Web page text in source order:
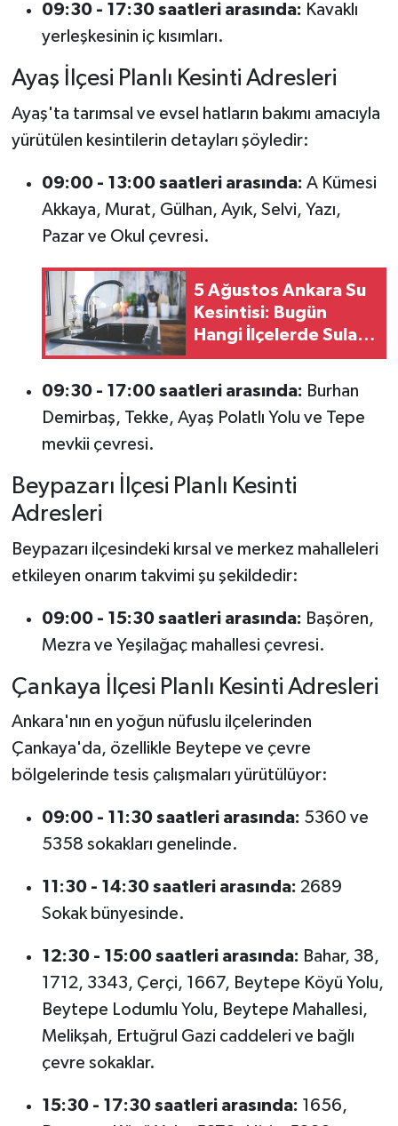
09:30 - 17:30 saatleri arasında: Kavaklı
yerleşkesinin iç kısımları.
Ayaş İlçesi Planlı Kesinti Adresleri
Ayaş'ta tarımsal ve evsel hatların bakımı amacıyla
yürütülen kesintilerin detayları şöyledir:
09:00 - 13:00 saatleri arasında: A Kümesi
Akkaya, Murat, Gülhan, Ayık, Selvi, Yazı,
Pazar ve Okul çevresi.
5 Ağustos Ankara Su
Kesintisi: Bugün
Hangi İlçelerde Sular
Kesik Olacak? (ASKİ
Kesinti Listesi)
09:30 - 17:00 saatleri arasında: Burhan
Demirbaş, Tekke, Ayaş Polatlı Yolu ve Tepe
mevkii çevresi.
Beypazarı İlçesi Planlı Kesinti
Adresleri
Beypazarı ilçesindeki kırsal ve merkez mahalleleri
etkileyen onarım takvimi şu şekildedir:
09:00 - 15:30 saatleri arasında: Başören,
Mezra ve Yeşilağaç mahallesi çevresi.
Çankaya İlçesi Planlı Kesinti Adresleri
Ankara'nın en yoğun nüfuslu ilçelerinden
Çankaya'da, özellikle Beytepe ve çevre
bölgelerinde tesis çalışmaları yürütülüyor:
09:00 - 11:30 saatleri arasında: 5360 ve
5358 sokakları genelinde.
11:30 - 14:30 saatleri arasında: 2689
Sokak bünyesinde.
12:30 - 15:00 saatleri arasında: Bahar, 38,
1712, 3343, Çerçi, 1667, Beytepe Köyü Yolu,
Beytepe Lodumlu Yolu, Beytepe Mahallesi,
Melikşah, Ertuğrul Gazi caddeleri ve bağlı
çevre sokaklar.
15:30 - 17:30 saatleri arasında: 1656,